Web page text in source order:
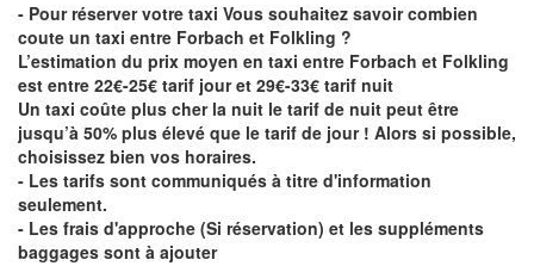
- Pour réserver votre taxi Vous souhaitez savoircombien
coute un taxi entre Forbach et Folkling ?
L’estimation du prix moyen en taxi entre Forbach et Folkling
est entre 22€-25€ tarif jour et 29€-33€ tarif nuit
Un taxi coûte plus cher la nuit le tarif de nuit peut être
jusqu’à 50% plus élevé que le tarif de jour ! Alors si possible,
choisissez bien vos horaires.
- Les tarifs sont communiqués à titre d'information
seulement.
- Les frais d'approche (Si réservation) et les suppléments
baggages sont à ajouter